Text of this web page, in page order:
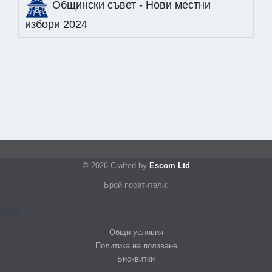
Общински съвет - Нови местни
избори 2024
© 2026 Crafted by Escom Ltd .
Брой посетители:
Общи условия
Политика на ползване
Бисквитки